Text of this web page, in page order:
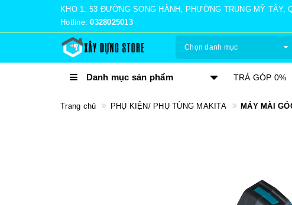
KHO 1: 53 ĐƯỜNG SONG HÀNH, PHƯỜNG TRUNG MỸ
Hotline:0328025013
Chọn danh mục
Danh mục sản phẩm
TRẢ GÓP 0% VÍ TRẢ SAU
Trang chủ PHỤ KIỆN/ PHỤ TÙNG MAKITA MÁY MÀI